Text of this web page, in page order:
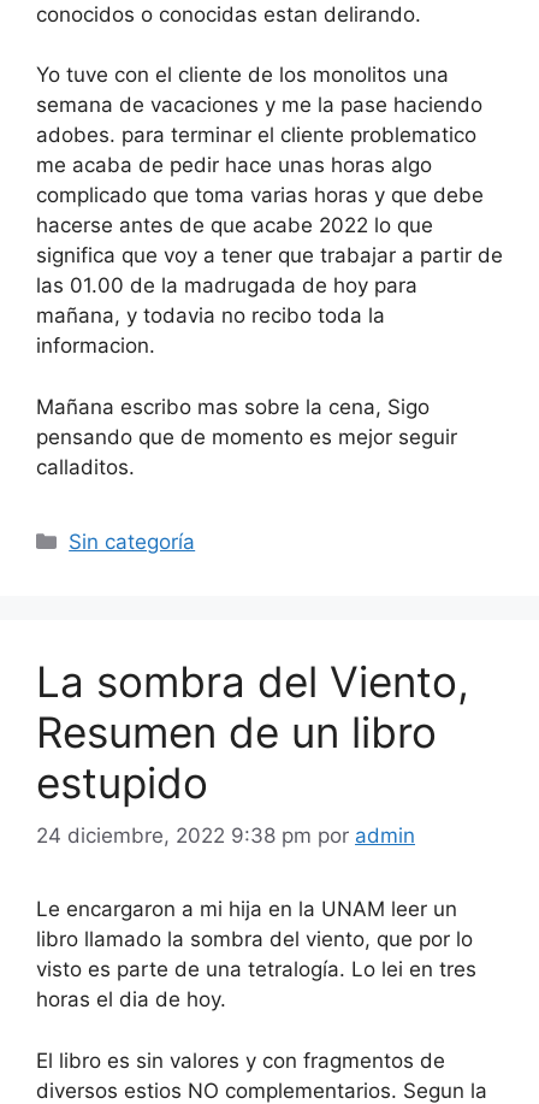
conocidos o conocidas estan delirando.
Yo tuve con el cliente de los monolitos una
semana de vacaciones y me la pase haciendo
adobes. para terminar el cliente problematico
me acaba de pedir hace unas horas algo
complicado que toma varias horas y que debe
hacerse antes de que acabe 2022 lo que
significa que voy a tener que trabajar a partir de
las 01.00 de la madrugada de hoy para
mañana, y todavia no recibo toda la
informacion.
Mañana escribo mas sobre la cena, Sigo
pensando que de momento es mejor seguir
calladitos.
Categorías
Sin categoría
La sombra del Viento,
Resumen de un libro
estupido
24 diciembre, 2022 9:38 pm por admin
Le encargaron a mi hija en la UNAM leer un
libro llamado la sombra del viento, que por lo
visto es parte de una tetralogía. Lo lei en tres
horas el dia de hoy.
El libro es sin valores y con fragmentos de
diversos estios NO complementarios. Segun la